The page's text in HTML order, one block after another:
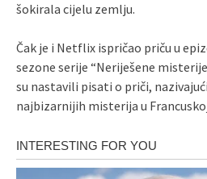
šokirala cijelu zemlju.
Čak je i Netflix ispričao priču u
sezone serije “Neriješene
su nastavili pisati o priči,
najbizarnijih misterija u